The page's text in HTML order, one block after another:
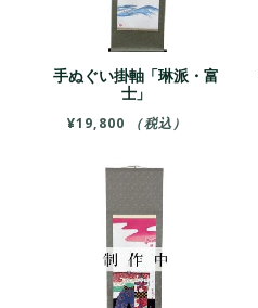
手ぬぐい掛軸「琳派・富
士」
¥19,800 （税込）